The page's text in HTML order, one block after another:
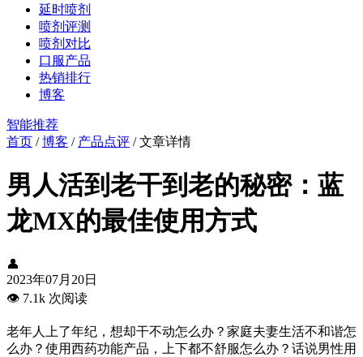
延时喷剂
喷剂评测
喷剂对比
口服产品
热销排行
博客
智能推荐
首页 /博客 / 产品点评 /文章详情
男人活到老干到老的秘密：蓝
龙MX的最佳使用方式
👤
2023年07月20日
👁️ 7.1k 次阅读
老年人上了年纪，想却干不动怎么办？家庭夫妻生活不和谐怎
么办？使用西药功能产品，上下都不舒服怎么办？话说男性用